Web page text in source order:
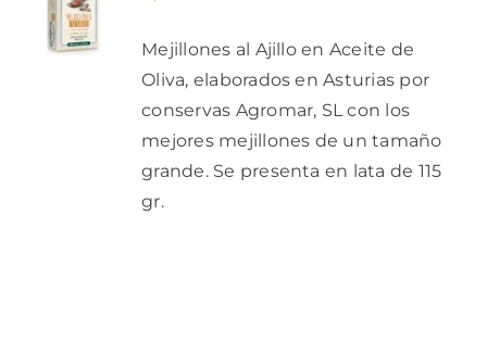
CARRITO
/
DETALLES
Mejillones al Ajillo en Aceite de
Oliva, elaborados en Asturias por
conservas Agromar, SL con los
mejores mejillones de un tamaño
grande. Se presenta en lata de 115
gr.